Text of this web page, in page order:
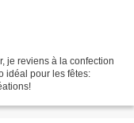
je reviens à la confection
idéal pour les fêtes: